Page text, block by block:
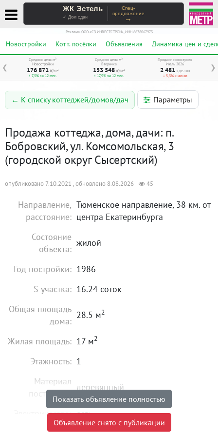
ЖК Эстель
✓ Дом сдан
Спец-
предложение
→
Реклама. ООО «СЗ ИНВЕСТСТРОЙ», ИНН 6678067973
Новостройки Котт. посёлки Объявления Динамика цен и
❮ ❯
Средняя цена м²
Новостройки
176 871 ₽/м²
↑ 7,5% за 12 мес.
Средняя цена м²
Вторичка
153 548 ₽/м²
↑ 17,9% за 12 мес.
Продажи новостроек
Июль 2026
2 481 сделок
↓ 5,3% к июню
← К списку коттеджей/домов/дач Параметры
Продажа коттеджа, дома, дачи: п.
Бобровский, ул. Комсомольская, 3
(городской округ Сысертский)
опубликовано 7.10.2021 , обновлено 8.08.2026 45
Направление,
расстояние:
Тюменское направление, 38 км. от
центра Екатеринбурга
Состояние
объекта:
жилой
Год постройки: 1986
S участка: 16.24 соток
Общая площадь
дома:
28.5 м2
Жилая площадь: 17 м2
Этажность: 1
Материал
постройки:
деревянный
Электричество: есть
Водоснабжение: есть
Показать объявление полностью
Объявление снято с публикации